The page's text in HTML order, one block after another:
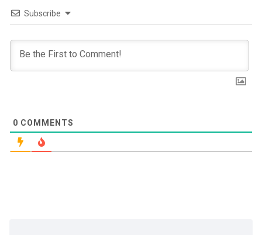
Subscribe
0 COMMENTS